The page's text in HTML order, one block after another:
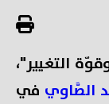
التغيير"،
الصَّاوي في